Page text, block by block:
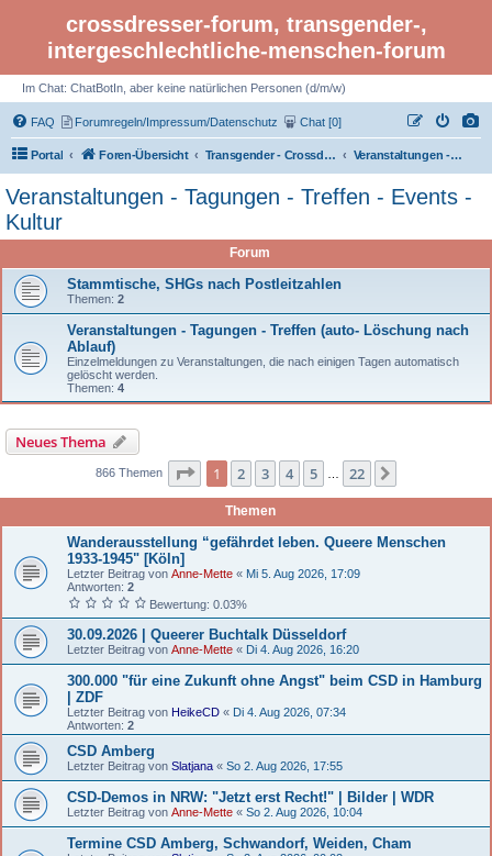
crossdresser-forum, transgender-,
intergeschlechtliche-menschen-forum
Im Chat: ChatBotIn, aber keine natürlichen Personen (d/m/w)
FAQ Forumregeln/Impressum/Datenschutz Chat [0]
Portal Foren-Übersicht Transgender - Crossdresser-Forum Veranstaltungen - Tagungen - Treffen - Events - Kultur
Veranstaltungen - Tagungen - Treffen - Events -
Kultur
Forum
Stammtische, SHGs nach Postleitzahlen
Themen: 2
Veranstaltungen - Tagungen - Treffen (auto- Löschung nach
Ablauf)
Einzelmeldungen zu Veranstaltungen, die nach einigen Tagen automatisch
gelöscht werden.
Themen: 4
Neues Thema
866 Themen Seite 1 von 22
1 2 3 4 5 22
Themen
Wanderausstellung “gefährdet leben. Queere Menschen
1933-1945" [Köln]
Letzter Beitrag von Anne-Mette « Mi 5. Aug 2026, 17:09
Antworten: 2
Bewertung: 0.03%
30.09.2026 | Queerer Buchtalk Düsseldorf
Letzter Beitrag von Anne-Mette « Di 4. Aug 2026, 16:20
300.000 "für eine Zukunft ohne Angst" beim CSD in Hamburg
| ZDF
Letzter Beitrag von HeikeCD « Di 4. Aug 2026, 07:34
Antworten: 2
CSD Amberg
Letzter Beitrag von Slatjana « So 2. Aug 2026, 17:55
CSD-Demos in NRW: "Jetzt erst Recht!" | Bilder | WDR
Letzter Beitrag von Anne-Mette « So 2. Aug 2026, 10:04
Termine CSD Amberg, Schwandorf, Weiden, Cham